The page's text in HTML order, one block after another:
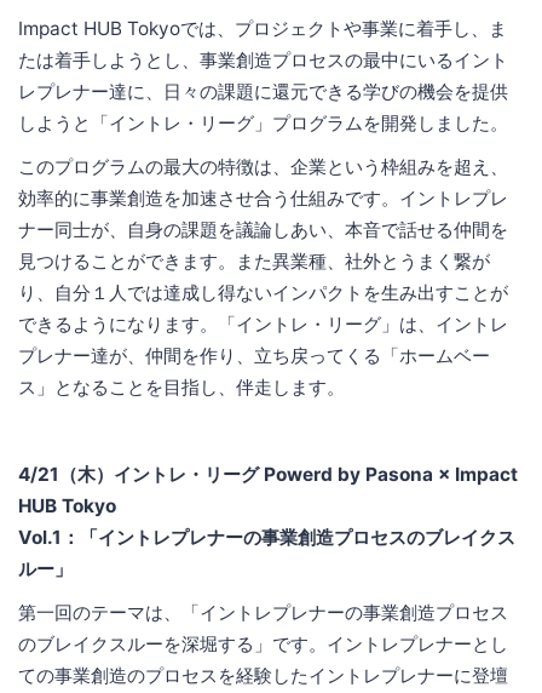
Impact HUB Tokyoでは、プロジェクトや事業に着手し、ま
たは着手しようとし、事業創造プロセスの最中にいるイント
レプレナー達に、日々の課題に還元できる学びの機会を提供
しようと「イントレ・リーグ」プログラムを開発しました。
このプログラムの最大の特徴は、企業という枠組みを超え、
効率的に事業創造を加速させ合う仕組みです。イントレプレ
ナー同士が、自身の課題を議論しあい、本音で話せる仲間を
見つけることができます。また異業種、社外とうまく繋が
り、自分１人では達成し得ないインパクトを生み出すことが
できるようになります。「イントレ・リーグ」は、イントレ
プレナー達が、仲間を作り、立ち戻ってくる「ホームベー
ス」となることを目指し、伴走します。
4/21（木）イントレ・リーグ Powerd by Pasona × Impact
HUB Tokyo
Vol.1：「イントレプレナーの事業創造プロセスのブレイクス
ルー」
第一回のテーマは、「イントレプレナーの事業創造プロセス
のブレイクスルーを深堀する」です。イントレプレナーとし
ての事業創造のプロセスを経験したイントレプレナーに登壇